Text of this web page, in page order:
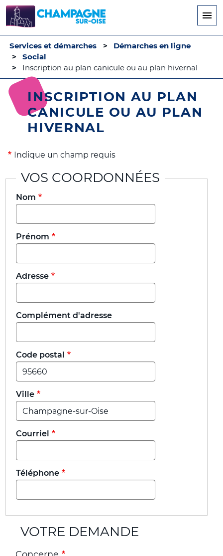
principal
Services et démarches
Démarches en ligne
Social
Inscription au plan canicule ou au plan hivernal
INSCRIPTION AU PLAN
CANICULE OU AU PLAN
HIVERNAL
Indique un champ requis
VOS COORDONNÉES
Nom
Prénom
Adresse
Complément d'adresse
Code postal
Ville
Courriel
Téléphone
VOTRE DEMANDE